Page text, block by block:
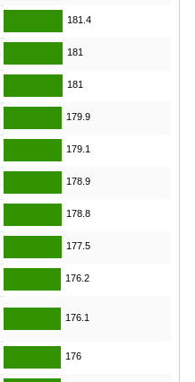
181.4
181
181
179.9
179.1
178.9
178.8
177.5
176.2
176.1
176